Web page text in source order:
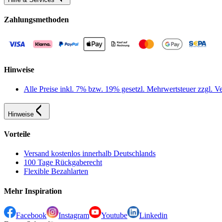
Zahlungsmethoden
Hinweise
Alle Preise inkl. 7% bzw. 19% gesetzl. Mehrwertsteuer zzgl.
Hinweise
Vorteile
Versand kostenlos innerhalb Deutschlands
100 Tage Rückgaberecht
Flexible Bezahlarten
Mehr Inspiration
Facebook Instagram Youtube
Linkedin